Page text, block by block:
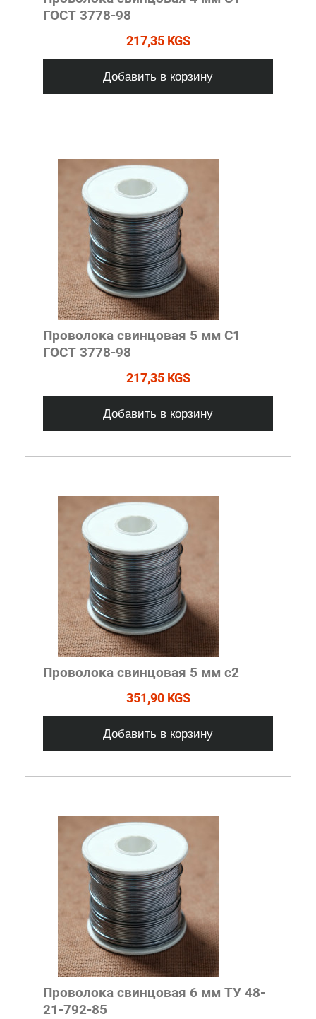
ГОСТ 3778-98
217,35 KGS
Добавить в корзину
Проволока свинцовая 5 мм С1
ГОСТ 3778-98
217,35 KGS
Добавить в корзину
Проволока свинцовая 5 мм с2
351,90 KGS
Добавить в корзину
Проволока свинцовая 6 мм ТУ 48-
21-792-85